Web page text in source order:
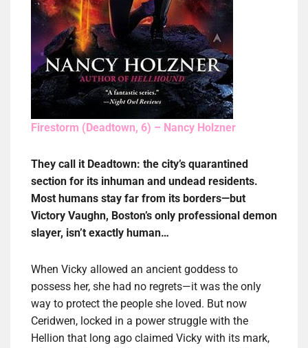
Firestorm (Deadtown, 6) – Nancy Holzner
They call it Deadtown: the city’s quarantined
section for its inhuman and undead residents.
Most humans stay far from its borders—but
Victory Vaughn, Boston’s only professional demon
slayer, isn’t exactly human…
When Vicky allowed an ancient goddess to
possess her, she had no regrets—it was the only
way to protect the people she loved. But now
Ceridwen, locked in a power struggle with the
Hellion that long ago claimed Vicky with its mark,